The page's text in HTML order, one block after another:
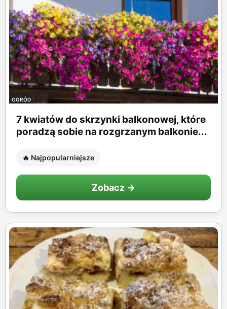
OGRÓD
7 kwiatów do skrzynki balkonowej, które
poradzą sobie na rozgrzanym balkonie...
🔥 Najpopularniejsze
Zobacz →